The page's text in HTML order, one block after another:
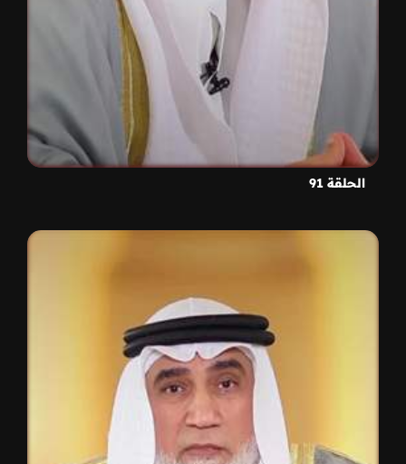
الحلقة 91